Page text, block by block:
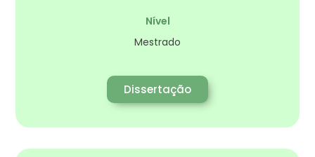
Nível
Mestrado
Dissertação